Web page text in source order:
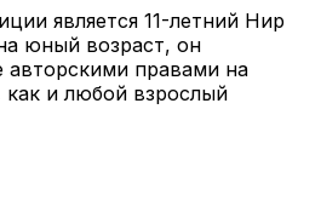
является 11-летний Нир
юный возраст, он
авторскими правами на
как и любой взрослый